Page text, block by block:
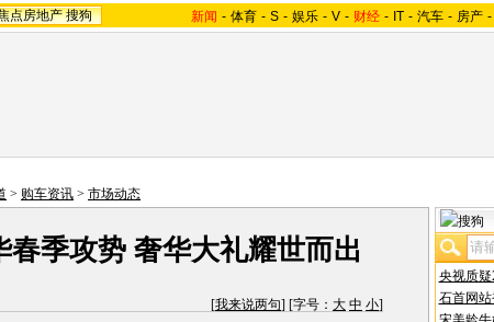
点房地产 搜狗 新闻 - 体育 - S - 娱乐 - V - 财经 - IT - 汽车 - 房产 -
> 购车资讯 > 市场动态
春季攻势 奢华大礼耀世而出
[我来说两句] [字号： 大 中 小]
央视质疑
石首网